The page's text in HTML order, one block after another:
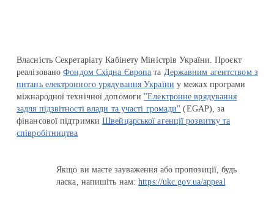
Власність Секретаріату Кабінету Міністрів України. Проєкт
реалізованоФондом Східна Європа та Державним агентством з
питань електронного урядування України у межах програми
міжнародної технічної допомоги "Електронне врядування
задля підзвітності влади та участі громади" (EGAP), за
фінансової підтримкиШвейцарської агенції розвитку та
співробітництва
Якщо ви маєте зауваження або пропозиції, будь
ласка, напишіть нам:https://ukc.gov.ua/appeal